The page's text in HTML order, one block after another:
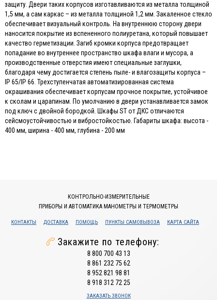
защиту. Двери таких корпусов изготавливаются из металла толщиной
1,5 мм, а сам каркас – из металла толщиной 1,2 мм. Закаленное стекло
обеспечивает визуальный контроль. На внутреннюю сторону двери
наносится покрытие из вспененного полиуретана, который повышает
качество герметизации. Загиб кромки корпуса предотвращает
попадание во внутреннее пространство шкафа влаги и мусора, а
производственные отверстия имеют специальные заглушки,
благодаря чему достигается степень пыле- и влагозащиты корпуса –
IP 65/IP 66. Трехступенчатая автоматизированная система
окрашивания обеспечивает корпусам прочное покрытие, устойчивое
к сколам и царапинам. По умолчанию в двери устанавливается замок
под ключ с двойной бородкой. Шкафы ST от ДКС отличаются
сейсмоустойчивостью и вибростойкостью. Габариты шкафа: высота -
400 мм, ширина - 400 мм, глубина - 200 мм
КОНТРОЛЬНО-ИЗМЕРИТЕЛЬНЫЕ
ПРИБОРЫ И АВТОМАТИКА МАНОМЕТРЫ И ТЕРМОМЕТРЫ
КОНТАКТЫ ДОСТАВКА ПОМОЩЬ ПУНКТЫ САМОВЫВОЗА КАРТА САЙТА
Закажите по телефону:
8 800 700 43 13
8 861 232 75 62
8 952 821 98 81
8 918 312 72 25
ЗАКАЗАТЬ ЗВОНОК